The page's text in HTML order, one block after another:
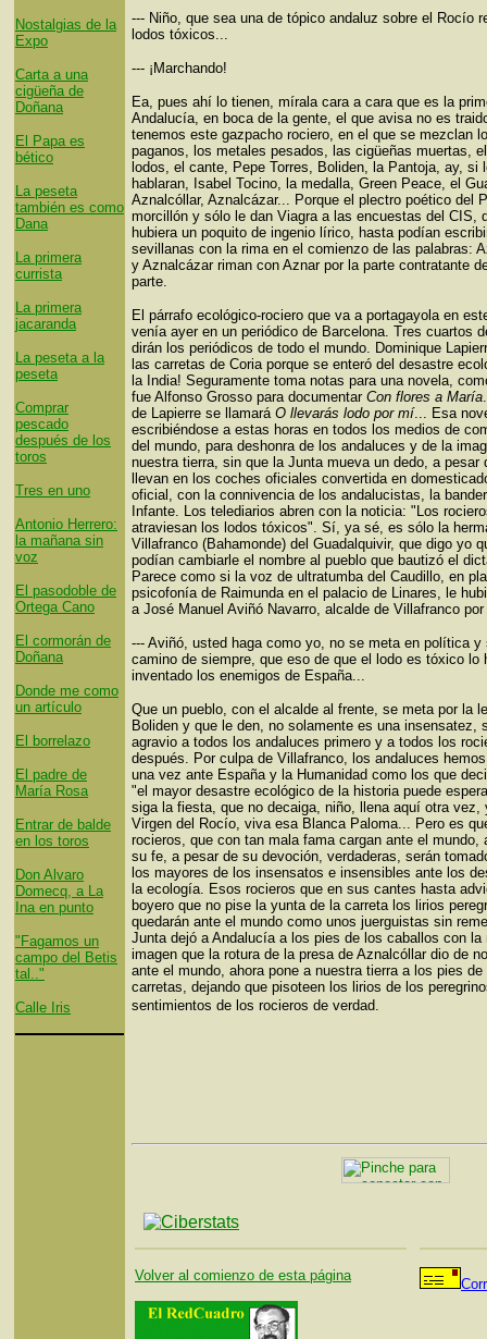
Nostalgias de la
Expo
Carta a una
cigüeña de
Doñana
El Papa es
bético
La peseta
también es como
Dana
La primera
currista
La primera
jacaranda
La peseta a la
peseta
Comprar
pescado
después de los
toros
Tres en uno
Antonio Herrero:
la mañana sin
voz
El pasodoble de
Ortega Cano
El cormorán de
Doñana
Donde me como
un artículo
El borrelazo
El padre de
María Rosa
Entrar de balde
en los toros
Don Alvaro
Domecq, a La
Ina en punto
"Fagamos un
campo del Betis
tal.."
Calle Iris
--- Niño, que sea una de tópico andaluz sobre el Rocío
lodos tóxicos...
--- ¡Marchando!
Ea, pues ahí lo tienen, mírala cara a cara que es la
Andalucía, en boca de la gente, el que avisa no es
tenemos este gazpacho rociero, en el que se mezclan
paganos, los metales pesados, las cigüeñas muertas,
lodos, el cante, Pepe Torres, Boliden, la Pantoja, ay, si
hablaran, Isabel Tocino, la medalla, Green Peace, el
Aznalcóllar, Aznalcázar... Porque el plectro poético del
morcillón y sólo le dan Viagra a las encuestas del CIS,
hubiera un poquito de ingenio lírico, hasta podían
sevillanas con la rima en el comienzo de las palabras:
y Aznalcázar riman con Aznar por la parte contratante
parte.
El párrafo ecológico-rociero que va a portagayola en
venía ayer en un periódico de Barcelona. Tres cuartos
dirán los periódicos de todo el mundo. Dominique
las carretas de Coria porque se enteró del desastre
la India! Seguramente toma notas para una novela,
fue Alfonso Grosso para documentar Con flores a María
de Lapierre se llamará O llevarás lodo por mí... Esa
escribiéndose a estas horas en todos los medios de
del mundo, para deshonra de los andaluces y de la
nuestra tierra, sin que la Junta mueva un dedo, a pesar
llevan en los coches oficiales convertida en
oficial, con la connivencia de los andalucistas, la
Infante. Los telediarios abren con la noticia: "Los
atraviesan los lodos tóxicos". Sí, ya sé, es sólo la
Villafranco (Bahamonde) del Guadalquivir, que digo yo
podían cambiarle el nombre al pueblo que bautizó el
Parece como si la voz de ultratumba del Caudillo, en
psicofonía de Raimunda en el palacio de Linares, le
a José Manuel Aviñó Navarro, alcalde de Villafranco
--- Aviñó, usted haga como yo, no se meta en política y
camino de siempre, que eso de que el lodo es tóxico lo
inventado los enemigos de España...
Que un pueblo, con el alcalde al frente, se meta por la
Boliden y que le den, no solamente es una insensatez,
agravio a todos los andaluces primero y a todos los
después. Por culpa de Villafranco, los andaluces
una vez ante España y la Humanidad como los que
"el mayor desastre ecológico de la historia puede
siga la fiesta, que no decaiga, niño, llena aquí otra vez,
Virgen del Rocío, viva esa Blanca Paloma... Pero es
rocieros, que con tan mala fama cargan ante el mundo,
su fe, a pesar de su devoción, verdaderas, serán
los mayores de los insensatos e insensibles ante los
la ecología. Esos rocieros que en sus cantes hasta
boyero que no pise la yunta de la carreta los lirios
quedarán ante el mundo como unos juerguistas sin
Junta dejó a Andalucía a los pies de los caballos con la
imagen que la rotura de la presa de Aznalcóllar dio de
ante el mundo, ahora pone a nuestra tierra a los pies de
carretas, dejando que pisoteen los lirios de los
sentimientos de los rocieros de verdad.
Volver al comienzo de esta página